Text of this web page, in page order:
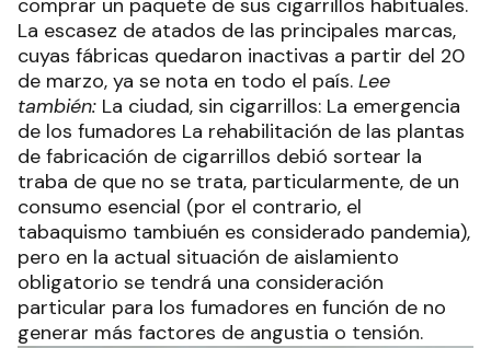
comprar un paquete de sus cigarrillos habituales.
La escasez de atados de las principales marcas,
cuyas fábricas quedaron inactivas a partir del 20
de marzo, ya se nota en todo el país. Lee
también: La ciudad, sin cigarrillos: La emergencia
de los fumadores La rehabilitación de las plantas
de fabricación de cigarrillos debió sortear la
traba de que no se trata, particularmente, de un
consumo esencial (por el contrario, el
tabaquismo tambiuén es considerado pandemia),
pero en la actual situación de aislamiento
obligatorio se tendrá una consideración
particular para los fumadores en función de no
generar más factores de angustia o tensión.